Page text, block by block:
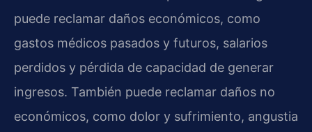
puede reclamar daños económicos, como
gastos médicos pasados y futuros, salarios
perdidos y pérdida de capacidad de generar
ingresos. También puede reclamar daños no
económicos, como dolor y sufrimiento, angustia